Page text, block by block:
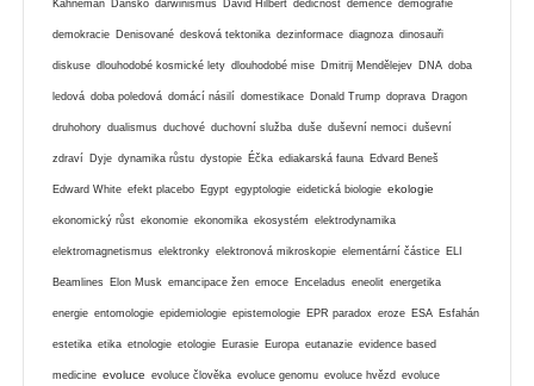
Kahneman Dánsko darwinismus David Hilbert dědičnost demence demografie
demokracie Denisované desková tektonika dezinformace diagnoza dinosauři
diskuse dlouhodobé kosmické lety dlouhodobé mise Dmitrij Mendělejev DNA doba
ledová doba poledová domácí násilí domestikace Donald Trump doprava Dragon
druhohory dualismus duchové duchovní služba duše duševní nemoci duševní
zdraví Dyje dynamika růstu dystopie Éčka ediakarská fauna Edvard Beneš
Edward White efekt placebo Egypt egyptologie eidetická biologie ekologie
ekonomický růst ekonomie ekonomika ekosystém elektrodynamika
elektromagnetismus elektronky elektronová mikroskopie elementární částice ELI
Beamlines Elon Musk emancipace žen emoce Enceladus eneolit energetika
energie entomologie epidemiologie epistemologie EPR paradox eroze ESA Esfahán
estetika etika etnologie etologie Eurasie Europa eutanazie evidence based
medicine evoluce evoluce člověka evoluce genomu evoluce hvězd evoluce